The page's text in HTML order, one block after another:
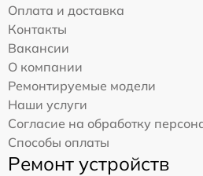
Оплата и доставка
Контакты
Вакансии
О компании
Ремонтируемые модели
Наши услуги
Согласие на обработку
Способы оплаты
Ремонт устройств